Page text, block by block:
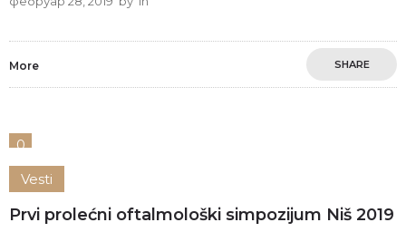
More SHARE
0
Vesti
Prvi prolećni oftalmološki simpozijum Niš 2019